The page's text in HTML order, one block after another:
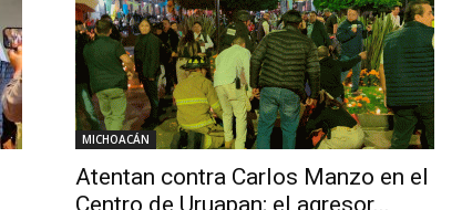
MICHOACÁN
Atentan contra Carlos Manzo en el
Centro de Uruapan; el agresor...